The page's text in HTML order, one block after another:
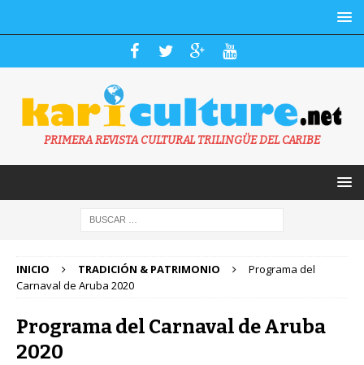
PRIMERA REVISTA CULTURAL TRILINGÜE DEL CARIBE
INICIO TRADICIÓN & PATRIMONIO
Programa del
Carnaval de Aruba 2020
Programa del Carnaval de Aruba
2020